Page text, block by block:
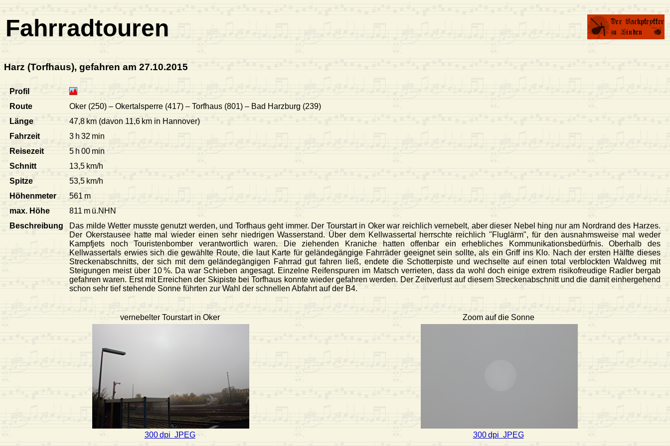
Fahrradtouren
Harz (Torfhaus), gefahren am 27.10.2015
Profil
Route
Oker (250) – Okertalsperre (417) – Torfhaus (801) – Bad Harzburg (239)
Länge
47,8 km (davon 11,6 km in Hannover)
Fahrzeit
3 h 32 min
Reisezeit
5 h 00 min
Schnitt
13,5 km/h
Spitze
53,5 km/h
Höhenmeter
561 m
max. Höhe
811 m ü.NHN
Beschreibung
Das milde Wetter musste genutzt werden, und Torfhaus geht immer. Der Tourstart in Oker war reichlich vernebelt, aber dieser Nebel hing nur am Nordrand des Harzes.
Der Okerstausee hatte mal wieder einen sehr niedrigen Wasserstand. Über dem Kellwassertal herrschte reichlich "Fluglärm", für den ausnahmsweise mal weder
Kampfjets noch Touristenbomber verantwortlich waren. Die ziehenden Kraniche hatten offenbar ein erhebliches Kommunikationsbedürfnis. Oberhalb des
Kellwassertals erwies sich die gewählte Route, die laut Karte für geländegängige Fahrräder geeignet sein sollte, als ein Griff ins Klo. Nach der ersten Hälfte dieses
Streckenabschnitts, der sich mit dem geländegängigen Fahrrad gut fahren ließ, endete die Schotterpiste und wechselte auf einen total verblockten Waldweg mit
Steigungen meist über 10 %. Da war Schieben angesagt. Einzelne Reifenspuren im Matsch verrieten, dass da wohl doch einige extrem risikofreudige Radler bergab
gefahren waren. Erst mit Erreichen der Skipiste bei Torfhaus konnte wieder gefahren werden. Der Zeitverlust auf diesem Streckenabschnitt und die damit einhergehend
schon sehr tief stehende Sonne führten zur Wahl der schnellen Abfahrt auf der B4.
vernebelter Tourstart in Oker
300 dpi JPEG
Zoom auf die Sonne
300 dpi JPEG